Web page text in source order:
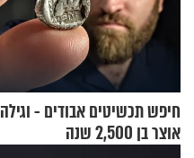
חיפש תכשיטים אבודים - וגילה
אוצר בן 2,500 שנה